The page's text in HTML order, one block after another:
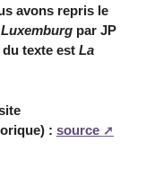
avons repris le
Luxemburg par JP
texte est La
: source